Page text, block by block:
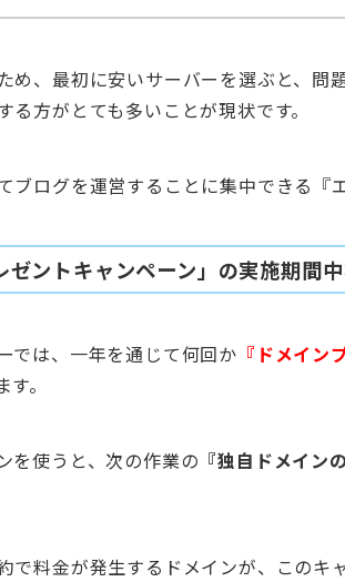
め、最初に安いサーバーを選ぶと、問
る方がとても多いことが現状です。
ブログを運営することに集中できる『
ゼントキャンペーン」の実施期間
では、一年を通じて何回か 『ドメイン
。
を使うと、次の作業の 『独自ドメイン
で料金が発生するドメインが、このキ